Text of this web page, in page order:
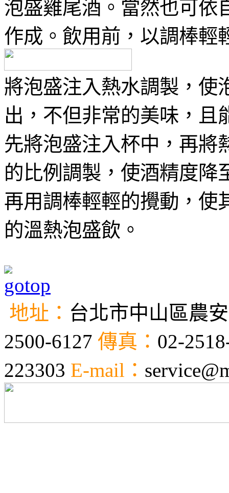
泡盛雞尾酒。當然也可依
作成。飲用前，以調棒輕
將泡盛注入熱水調製，使
出，不但非常的美味，且
先將泡盛注入杯中，再將
的比例調製，使酒精度降
再用調棒輕輕的攪動，使
的溫熱泡盛飲。
地址： 台北市中山區農
2500-6127 傳真： 02-
223303 E-mail：